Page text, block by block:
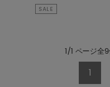
SALE
1/1 ページ全
1